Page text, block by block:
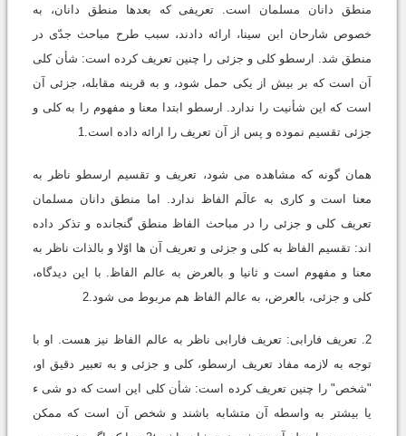
منطق دانان مسلمان است. تعریفی که بعدها منطق دانان، به
خصوص شارحان ابن سینا، ارائه دادند، سبب طرح مباحث جدّی در
منطق شد. ارسطو کلی و جزئی را چنین تعریف کرده است: شأن کلی
آن است که بر بیش از یکی حمل شود، و به قرینه مقابله، جزئی آن
است که این شأنیت را ندارد. ارسطو ابتدا معنا و مفهوم را به کلی و
جزئی تقسیم نموده و پس از آن تعریف را ارائه داده است.1
همان گونه که مشاهده می شود، تعریف و تقسیم ارسطو ناظر به
معنا است و کاری به عالَم الفاظ ندارد. اما منطق دانان مسلمان
تعریف کلی و جزئی را در مباحث الفاظ منطق گنجانده و تذکر داده
اند: تقسیم الفاظ به کلی و جزئی و تعریف آن ها اوّلا و بالذات ناظر به
معنا و مفهوم است و ثانیا و بالعرض به عالم الفاظ. با این دیدگاه،
کلی و جزئی، بالعرض، به عالم الفاظ هم مربوط می شود.2
2. تعریف فارابی: تعریف فارابی ناظر به عالم الفاظ نیز هست. او با
توجه به لازمه مفاد تعریف ارسطو، کلی و جزئی و به تعبیر دقیق او،
"شخص" را چنین تعریف کرده است: شأن کلی این است که دو شی ء
یا بیشتر به واسطه آن متشابه باشند و شخص آن است که ممکن